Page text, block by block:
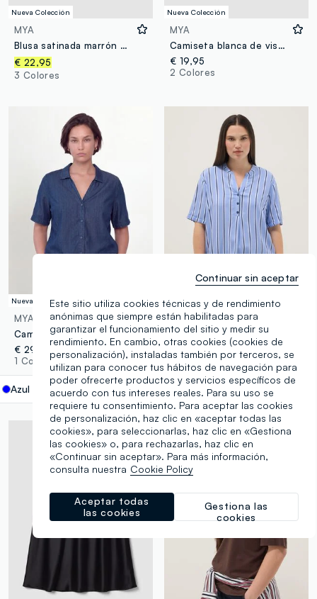
Nueva Colección
MYA
Blusa satinada marrón de tejido elástico con escote en V, corte regular
€ 22,95
3 Colores
Nueva Colección
MYA
Camiseta blanca de viscosa elástica de cuello redondo con ribetes a contraste
€ 19,95
2 Colores
Nueva Colección
MYA
Camisa azul de lyocell puro de manga corta, corte regular
€ 29,95
1 Colores
Azul label.selectsize
MYA
€ 19,95 -30% € 13,96
3 Colores
Este sitio utiliza cookies técnicas y de rendimiento
anónimas que siempre están habilitadas para
garantizar el funcionamiento del sitio y medir su
rendimiento. En cambio, otras cookies (cookies de
personalización), instaladas también por terceros, se
utilizan para conocer tus hábitos de navegación para
poder ofrecerte productos y servicios específicos de
acuerdo con tus intereses reales. Para su uso se
requiere tu consentimiento. Para aceptar las cookies
de personalización, haz clic en «aceptar todas las
cookies», para seleccionarlas, haz clic en «Gestiona
las cookies» o, para rechazarlas, haz clic en
«Continuar sin aceptar». Para más información,
consulta nuestra Cookie Policy
Gestiona las
cookies
Aceptar todas
las cookies
Continuar sin aceptar